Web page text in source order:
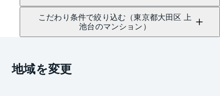
こだわり条件で絞り込む（東京都大田区 上
池台のマンション）
地域を変更